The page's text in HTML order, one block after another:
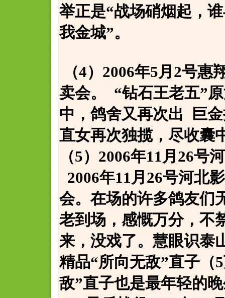
举正是“战场硝烟起，
我金城”。
（4）2006年5月2号
卖会。 “钻石王老五”
中，鸽舍又再次出 巨
直女再次独揽，尽收囊
（5）2006年11月26号
2006年11月26号河北
会。在场的许多鸽友们
老到场，感慨万分，不
来，没戏了。慧眼识泰
精品“所向无敌”直子（
敌”直子也是最年轻的